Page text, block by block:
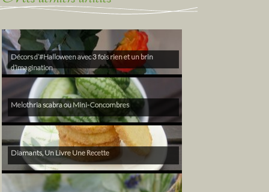
Décors d’#Halloween avec 3 fois rien et un brin
d’imagination
Melothria scabra ou Mini-Concombres
Diamants, Un Livre Une Recette